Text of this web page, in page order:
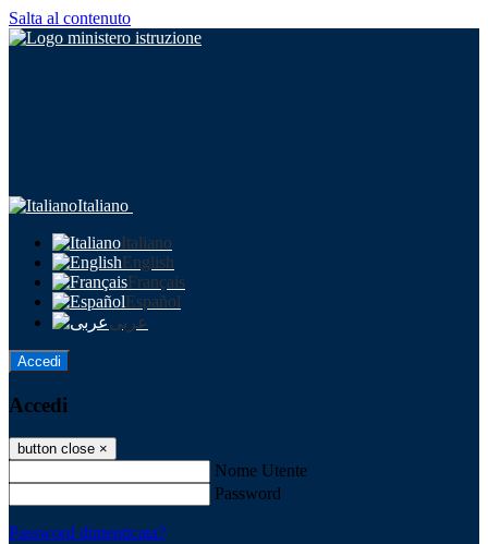
Salta al contenuto
Italiano
Italiano
English
Français
Español
عربى
Accedi
Accedi
button close ×
Nome Utente
Password
Password dimenticata?